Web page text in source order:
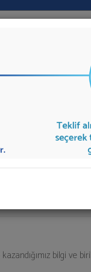
Kalıp Sistemleri
aktarabilirsiniz.
bilgi ve